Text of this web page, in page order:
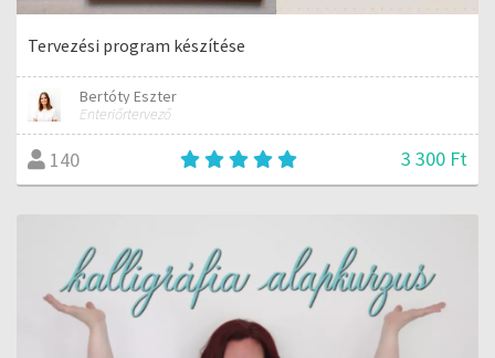
Tervezési program készítése
Bertóty Eszter
Enteriőrtervező
140 3 300 Ft